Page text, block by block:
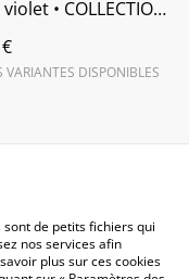
• COLLECTION
VARIANTES DISPONIBLES
de cookies
de petits fichiers qui
nos services afin
plus sur ces cookies